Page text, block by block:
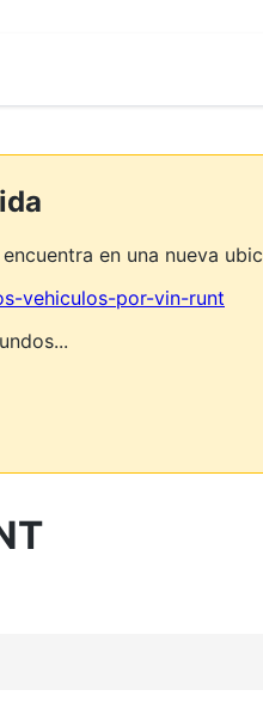
en una nueva
vehiculos-por-vin-runt